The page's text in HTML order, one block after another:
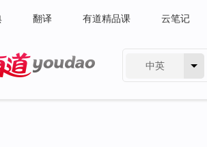
翻译 有道精品课 云笔记
中英